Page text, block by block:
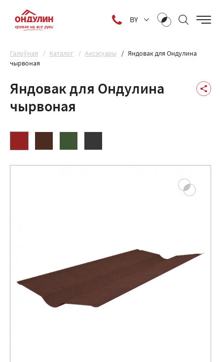
BY
Галоўная Каталог Аксэсуары
Яндовак для Ондулина
чырвоная
Яндовак для Ондулина
чырвоная